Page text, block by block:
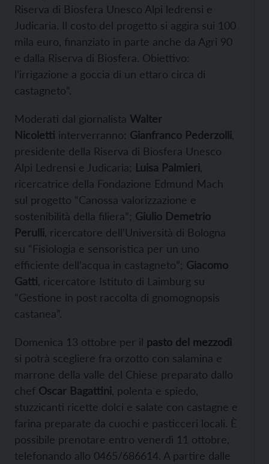
Riserva di Biosfera Unesco Alpi ledrensi e
Judicaria. Il costo del progetto si aggira sui 100
mila euro, finanziato in parte anche da Agri 90
e dalla Riserva di Biosfera. Obiettivo:
l’irrigazione a goccia di un ettaro circa di
castagneto”.
Moderati dal giornalista Walter
Nicoletti interverranno: Gianfranco Pederzolli
presidente della Riserva di Biosfera Unesco
Alpi Ledrensi e Judicaria; Luisa Palmieri
ricercatrice della Fondazione Edmund Mach
sul progetto “Canossa valorizzazione e
sostenibilità della filiera”; Giulio Demetrio
Perulli , ricercatore dell’Università di Bologna
su “Fisiologia e sensoristica per un uno
efficiente dell’acqua in castagneto”; Giacomo
Gatti , ricercatore Istituto di Laimburg su
“Gestione in post raccolta di gnomognopsis
castanea”.
Domenica 13 ottobre per il pasto del mezzodì
si potrà scegliere fra orzotto con salamina e
marrone della valle del Chiese preparato dallo
chef Oscar Bagattini , polenta e spiedo,
stuzzicanti ricette dolci e salate con castagne e
farina preparate da cuochi e pasticceri locali. È
possibile prenotare entro venerdì 11 ottobre,
telefonando allo 0465/686614. A partire dalle